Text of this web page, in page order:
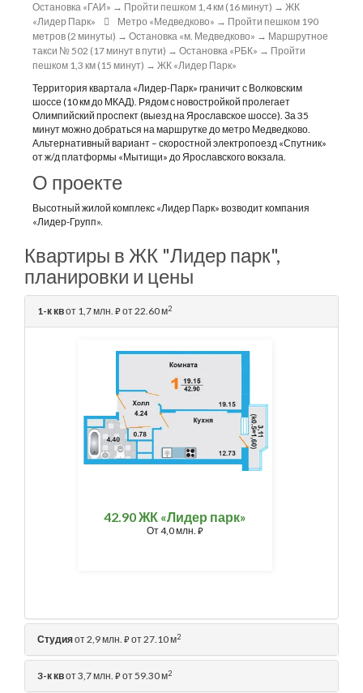
Остановка «ГАИ» → Пройти пешком 1,4 км (16 минут) → ЖК
«Лидер Парк»
Метро «Медведково» → Пройти пешком 190
метров (2 минуты) → Остановка «м. Медведково» → Маршрутное
такси № 502 (17 минут в пути) → Остановка «РБК» → Пройти
пешком 1,3 км (15 минут) → ЖК «Лидер Парк»
Территория квартала «Лидер-Парк» граничит с Волковским
шоссе (10 км до МКАД). Рядом с новостройкой пролегает
Олимпийский проспект (выезд на Ярославское шоссе). За 35
минут можно добраться на маршрутке до метро Медведково.
Альтернативный вариант – скоростной электропоезд «Спутник»
от ж/д платформы «Мытищи» до Ярославского вокзала.
О проекте
Высотный жилой комплекс «Лидер Парк» возводит компания
«Лидер-Групп».
Квартиры в ЖК "Лидер парк",
планировки и цены
1-к квот 1,7 млн. ⃏от 22.60 м2
42.90 ЖК «Лидер парк»
От4,0 млн. ⃏
Студияот 2,9 млн. ⃏от 27.10 м2
3-к квот 3,7 млн. ⃏от 59.30 м2